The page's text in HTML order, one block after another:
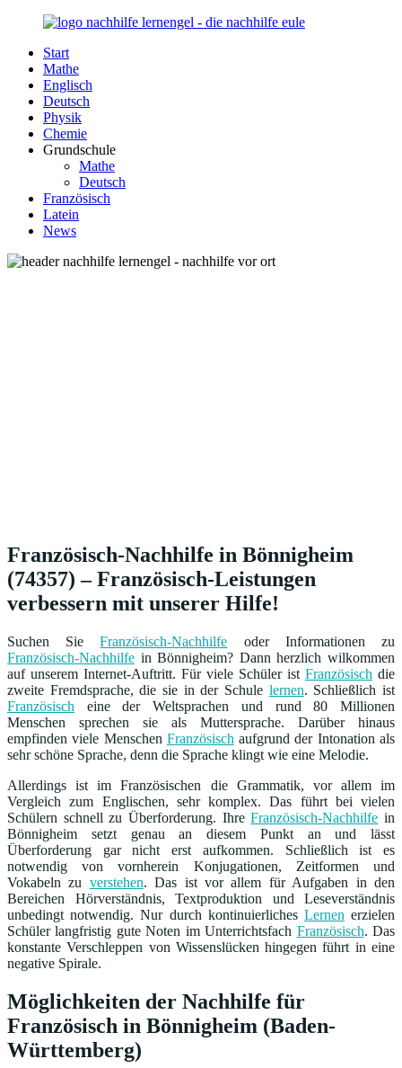
Zurück
Inhalt
Nachhilfe-
Lernengel.de
Unsere
Nachhilfe-
Eule
berät
zum
Damit
Lernen
Spaß
Start
Mathe
Englisch
Deutsch
Physik
Chemie
Grundschule
Mathe
Deutsch
Französisch
Latein
News
Französisch-Nachhilfe in Bönnigheim
(74357) – Französisch-Leistungen
verbessern mit unserer Hilfe!
Suchen SieFranzösisch-Nachhilfe oder Informationen zu
Französisch-Nachhilfe in Bönnigheim? Dann herzlich wilkommen
auf unserem Internet-Auftritt. Für viele Schüler ist Französisch die
zweite Fremdsprache, die sie in der Schule lernen. Schließlich ist
Französisch eine der Weltsprachen und rund 80 Millionen
Menschen sprechen sie als Muttersprache. Darüber hinaus
empfinden viele Menschen Französisch aufgrund der Intonation als
sehr schöne Sprache, denn die Sprache klingt wie eine Melodie.
Allerdings ist im Französischen die Grammatik, vor allem im
Vergleich zum Englischen, sehr komplex. Das führt bei vielen
Schülern schnell zu Überforderung. IhreFranzösisch-Nachhilfe in
Bönnigheim setzt genau an diesem Punkt an und lässt
Überforderung gar nicht erst aufkommen. Schließlich ist es
notwendig von vornherein Konjugationen, Zeitformen und
Vokabeln zu verstehen. Das ist vor allem für Aufgaben in den
Bereichen Hörverständnis, Textproduktion und Leseverständnis
unbedingt notwendig. Nur durch kontinuierliches Lernen erzielen
Schüler langfristig gute Noten im Unterrichtsfach Französisch. Das
konstante Verschleppen von Wissenslücken hingegen führt in eine
negative Spirale.
Möglichkeiten der Nachhilfe für
Französisch in Bönnigheim (Baden-
Württemberg)